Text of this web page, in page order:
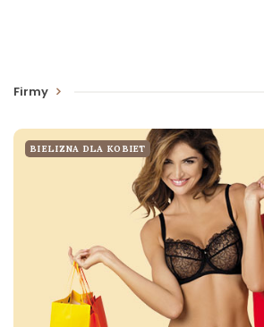
Firmy
BIELIZNA DLA KOBIET